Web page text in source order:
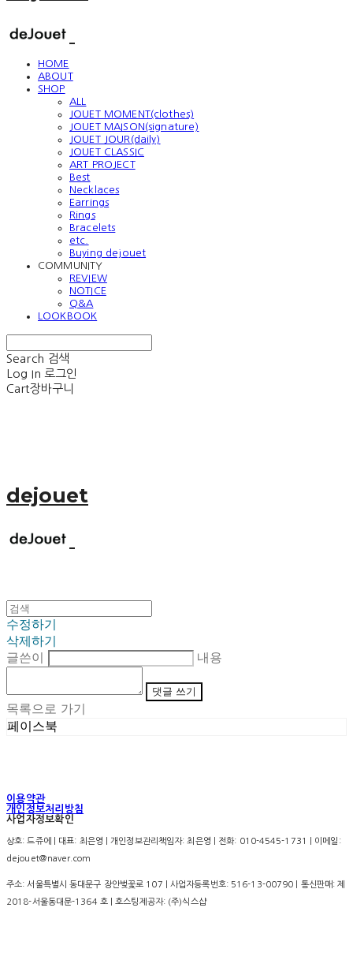
HOME
ABOUT
SHOP
ALL
JOUET MOMENT(clothes)
JOUET MAISON(signature)
JOUET JOUR(daily)
JOUET CLASSIC
ART PROJECT
Best
Necklaces
Earrings
Rings
Bracelets
etc.
Buying dejouet
COMMUNITY
REVIEW
NOTICE
Q&A
LOOKBOOK
Search 검색
Log In 로그인
Cart장바구니
dejouet
수정하기
삭제하기
글쓴이
내용
댓글 쓰기
목록으로 가기
페이스북
이용약관
개인정보처리방침
사업자정보확인
상호: 드쥬에 | 대표: 최은영 | 개인정보관리책임자: 최은영 | 전화: 010-4545-1731 | 이메일:
dejouet@naver.com
주소: 서울특별시 동대문구 장안벚꽃로 107 | 사업자등록번호: 516-13-00790 | 통신판매:제
2018-서울동대문-1364 호| 호스팅제공자: (주)식스샵